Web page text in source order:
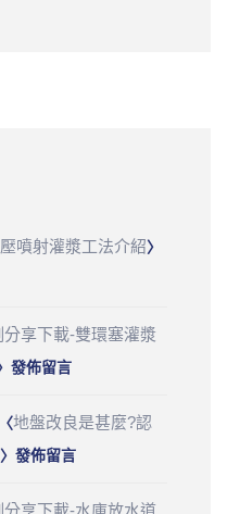
噴射灌漿工法介紹〉
享下載-雙環塞灌漿
發佈留言
地盤改良是甚麼?認
〉發佈留言